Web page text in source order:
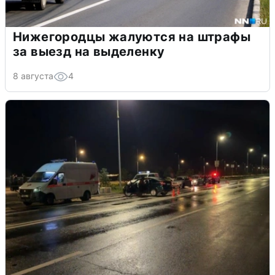
Нижегородцы жалуются на штрафы
за выезд на выделенку
8 августа 4